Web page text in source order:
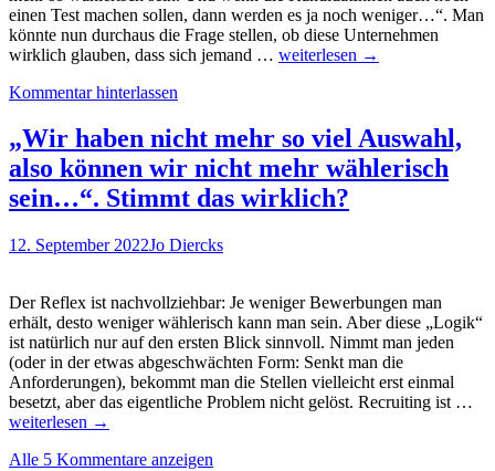
einen Test machen sollen, dann werden es ja noch weniger…“. Man
könnte nun durchaus die Frage stellen, ob diese Unternehmen
wirklich glauben, dass sich jemand … Verliert
den
Einsatz
valider
Auswahltests?
Nein,
weiterlesen →
Kommentar hinterlassen
„Wir haben nicht mehr so viel Auswahl,
also können wir nicht mehr wählerisch
sein…“. Stimmt das wirklich?
12. September 2022Jo Diercks
Der Reflex ist nachvollziehbar: Je weniger Bewerbungen man
erhält, desto weniger wählerisch kann man sein. Aber diese „Logik“
ist natürlich nur auf den ersten Blick sinnvoll. Nimmt man jeden
(oder in der etwas abgeschwächten Form: Senkt man die
Anforderungen), bekommt man die Stellen vielleicht erst einmal
besetzt, aber das eigentliche Problem nicht gelöst. Recruiting ist …
weiterlesen →
Alle 5 Kommentare anzeigen